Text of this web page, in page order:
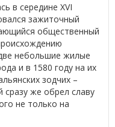
в середине XVI
зажиточный
общественный
небольшие жилые
и в 1580 году на их
зодчих –
же обрел славу
не только на